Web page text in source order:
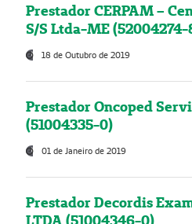
Prestador CERPAM –
S/S Ltda-ME (52004274-
18 de Outubro de 2019
Prestador Oncoped
(51004335-0)
01 de Janeiro de 2019
Prestador Decordis
LTDA (51004346-0)